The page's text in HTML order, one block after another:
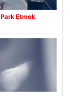
Etmek